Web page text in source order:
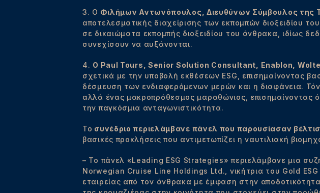
3. Ο Φιλήμων Αντωνόπουλος, Διευθύνων Σύμβουλος της
αποτελεσματικής διαχείρισης των εκπομπών διοξειδίου
σε δικαιώματα εκπομπής διοξειδίου του άνθρακα, ιδίως
συνεχίσουν να αυξάνονται.
4. Ο Paul Tours, Senior Solution Consultant, Enablon,
σχετικά με την υποβολή εκθέσεων ESG, επισημαίνοντας
δέσμευση των ενδιαφερόμενων μερών και η διαφάνεια.
αλλά ένας μακροπρόθεσμος μαραθώνιος, επισημαίνοντας
την παγκόσμια ανταγωνιστικότητα.
Το συνέδριο περιελάμβανε πάνελ που παρουσίασαν
βασικές προκλήσεις που αντιμετωπίζει η ναυτιλιακή
– Το πάνελ «Leading ESG Strategies» περιελάμβανε μια
Norwegian Cruise Line Holdings Ltd., νικήτρια του Gold
εταιρείας από τον άνθρακα με έμφαση στην